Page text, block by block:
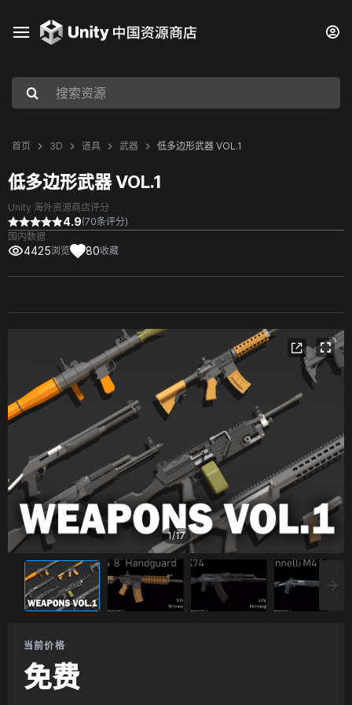
首页 3D 道具 武器 低多边形武器 VOL.1
低多边形武器 VOL.1
Unity 海外资源商店评分
4.9(70条评分)
国内数据
4425浏览 80收藏
1/17
当前价格
免费